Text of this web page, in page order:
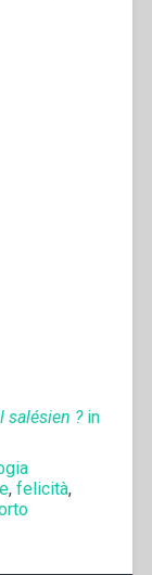
salésien ?in
, felicità,